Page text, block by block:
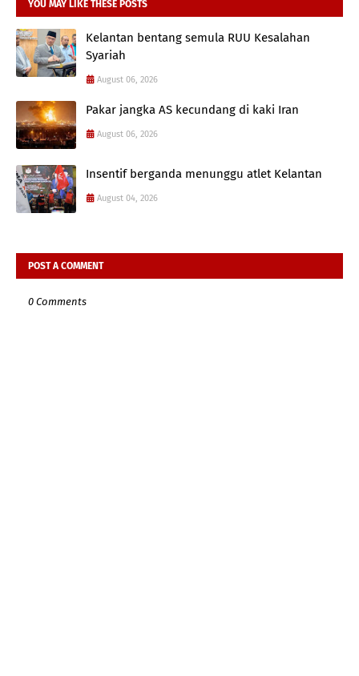
YOU MAY LIKE THESE POSTS
Kelantan bentang semula RUU Kesalahan
Syariah
August 06, 2026
Pakar jangka AS kecundang di kaki Iran
August 06, 2026
Insentif berganda menunggu atlet Kelantan
August 04, 2026
POST A COMMENT
0 Comments